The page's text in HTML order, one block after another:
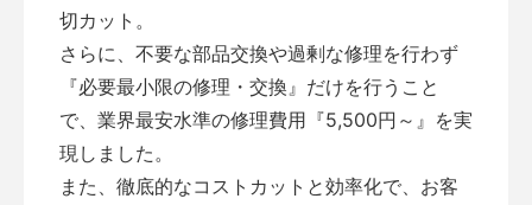
切カット。
さらに、不要な部品交換や過剰な修理を行わず
『必要最小限の修理・交換』だけを行うこと
で、業界最安水準の修理費用『5,500円～』を実
現しました。
また、徹底的なコストカットと効率化で、お客